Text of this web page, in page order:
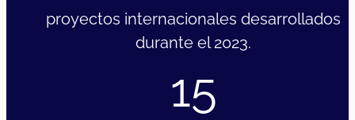
proyectos internacionales desarrollados
durante el 2023.
15